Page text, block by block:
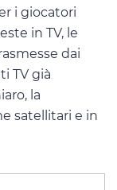
i giocatori
in TV, le
dai
TV già
la
satellitari e in